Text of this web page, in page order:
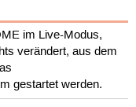
im Live-Modus,
verändert, aus dem
gestartet werden.